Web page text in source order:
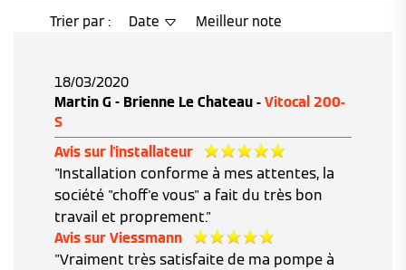
Trier par : Date Meilleur note
18/03/2020
Martin G - Brienne Le Chateau - Vitocal 200-
S
Avis sur l'installateur
"Installation conforme à mes attentes, la
société "choff'e vous" a fait du très bon
travail et proprement."
Avis sur Viessmann
"Vraiment très satisfaite de ma pompe à